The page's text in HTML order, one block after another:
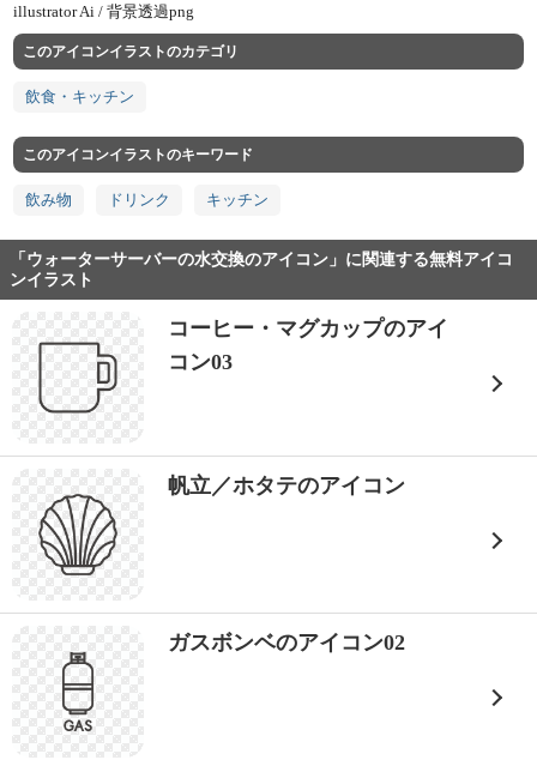
illustrator Ai /背景透過png
このアイコンイラストのカテゴリ
飲食・キッチン
このアイコンイラストのキーワード
飲み物 ドリンク キッチン
「ウォーターサーバーの水交換のアイコン」に関連する無料アイコ
ンイラスト
コーヒー・マグカップのアイ
コン03
帆立／ホタテのアイコン
ガスボンベのアイコン02